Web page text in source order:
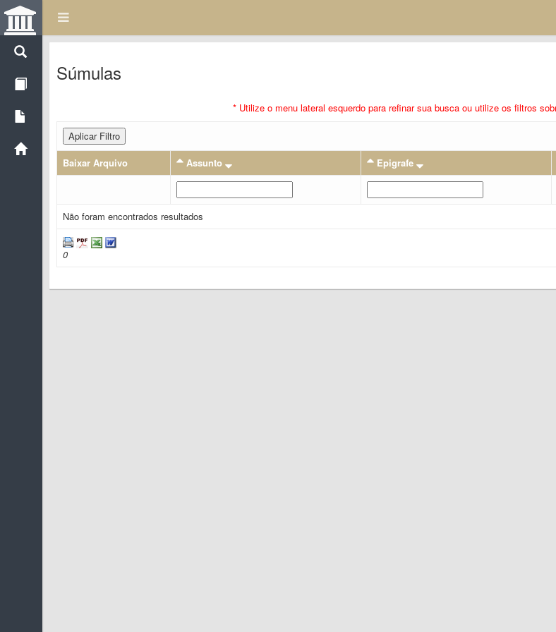
Súmulas
* Utilize o menu lateral esquerdo para refinar sua busca ou utilize os filtros
Aplicar Filtro
Baixar Arquivo
Assunto Epigrafe
Não foram encontrados resultados
0